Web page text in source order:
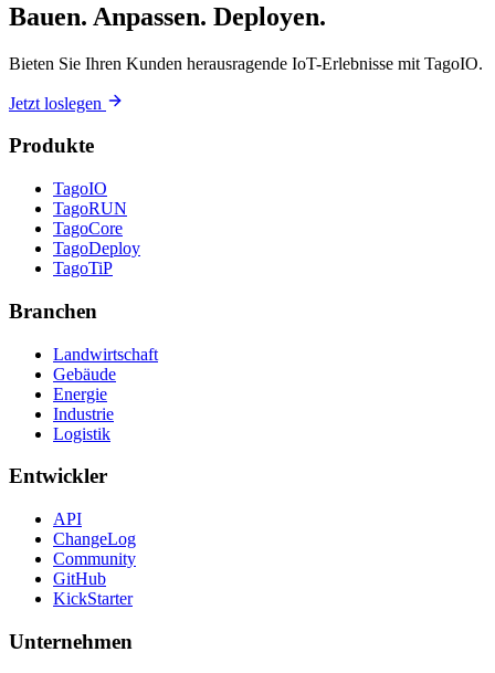
Bauen. Anpassen. Deployen.
Bieten Sie Ihren Kunden herausragende IoT-Erlebnisse mit TagoIO.
Jetzt loslegen
Produkte
TagoIO
TagoRUN
TagoCore
TagoDeploy
TagoTiP
Branchen
Landwirtschaft
Gebäude
Energie
Industrie
Logistik
Entwickler
API
ChangeLog
Community
GitHub
KickStarter
Unternehmen